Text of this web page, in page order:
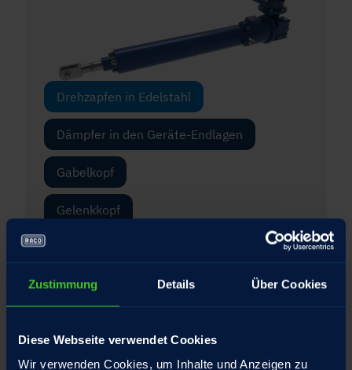
Zustimmung Details Über Cookies
Diese Webseite verwendet Cookies
Wir verwenden Cookies, um Inhalte und Anzeigen zu
Drehzapfen in Edelstahl
Dämpfer in den Geräte-Endlagen
Gabelkopf
Gelenkkopf
Integrierte Drehmomentstütze für die
Spindelmutter
Interner Federtopf mit patentiertem
Schubrohr Hartverchromt